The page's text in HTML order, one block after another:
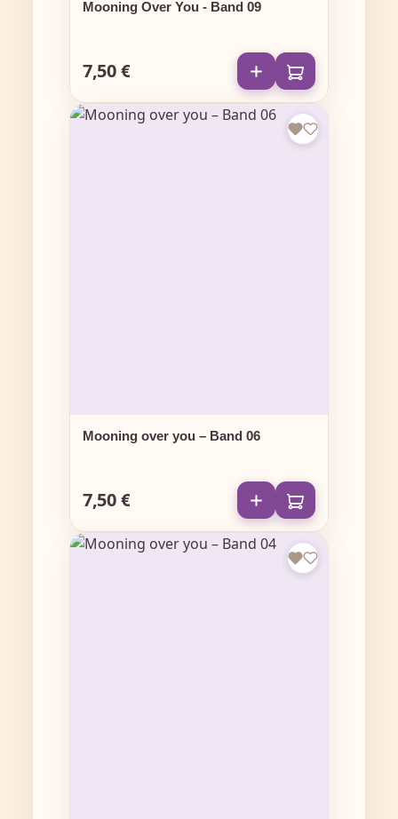
Mooning Over You - Band 09
Regulärer Preis:
7,50 €
Mooning over you – Band 06
Regulärer Preis:
7,50 €